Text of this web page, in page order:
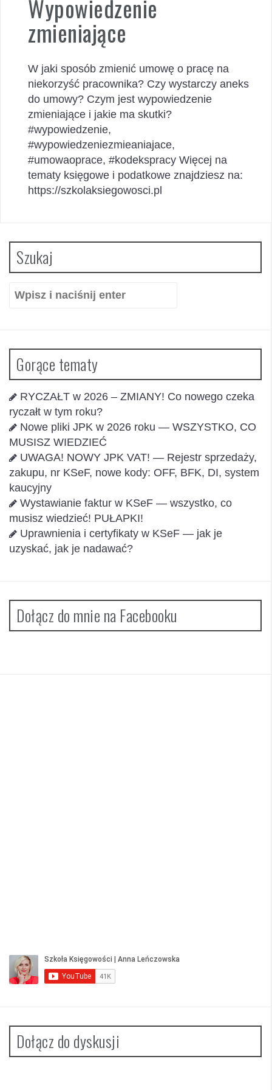
Wypowiedzenie
zmieniające
W jaki sposób zmienić umowę o pracę na
niekorzyść pracownika? Czy wystarczy aneks
do umowy? Czym jest wypowiedzenie
zmieniające i jakie ma skutki?
#wypowiedzenie,
#wypowiedzeniezmieaniajace,
#umowaoprace, #kodekspracy Więcej na
tematy księgowe i podatkowe znajdziesz na:
https://szkolaksiegowosci.pl
Szukaj
Szukaj:
Gorące tematy
RYCZAŁT w 2026 – ZMIANY! Co nowego czeka
ryczałt w tym roku?
Nowe pliki JPK w 2026 roku — WSZYSTKO, CO
MUSISZ WIEDZIEĆ
UWAGA! NOWY JPK VAT! — Rejestr sprzedaży,
zakupu, nr KSeF, nowe kody: OFF, BFK, DI, system
kaucyjny
Wystawianie faktur w KSeF — wszystko, co
musisz wiedzieć! PUŁAPKI!
Uprawnienia i certyfikaty w KSeF — jak je
uzyskać, jak je nadawać?
Dołącz do mnie na Facebooku
Dołącz do dyskusji